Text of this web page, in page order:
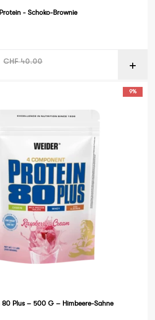
- Schoko-Brownie
CHF 40.00
Verkaufspreis
9%
Weider Protein 80 Plus – 500 G – Himbeere-Sahne